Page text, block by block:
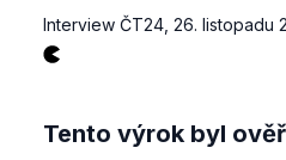
Interview ČT24, 26. listopadu
Tento výrok byl